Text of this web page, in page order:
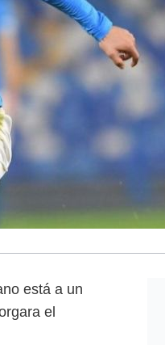
está a un
el